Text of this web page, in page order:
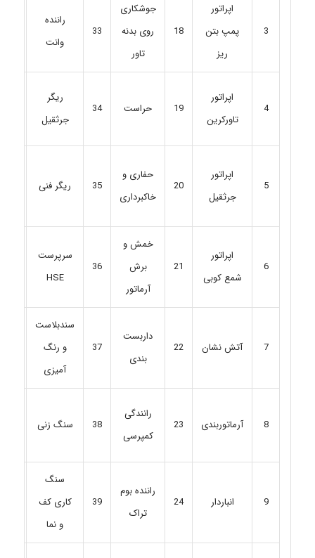
3
اپراتور
پمپ بتن
ریز
18
جوشکاری
روی بدنه
تاور
33
راننده
وانت
4
اپراتور
تاورکرین
19 حراست 34
ریگر
جرثقیل
5
اپراتور
جرثقیل
20
حفاری و
خاکبرداری
35 ریگر فنی
6
اپراتور
شمع کوبی
21
خمش و
برش
آرماتور
36
سرپرست
HSE
7 آتش نشان 22
داربست
بندی
37
سندبلاست
و رنگ
آمیزی
8 آرماتوربندی 23
رانندگی
کمپرسی
38 سنگ زنی
9 انباردار 24
راننده بوم
تراک
39
سنگ
کاری کف
و نما